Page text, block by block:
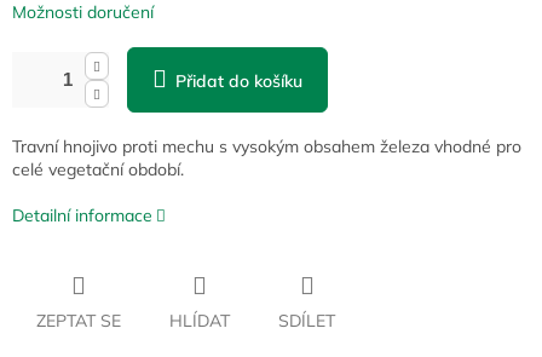
Možnosti doručení
Přidat do košíku
Travní hnojivo proti mechu s vysokým obsahem železa vhodné pro
celé vegetační období.
Detailní informace
ZEPTAT SE HLÍDAT SDÍLET